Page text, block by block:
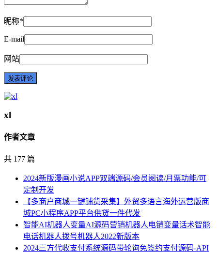
昵称*
E-mail
网站
xl
作者文章
共 177 篇
2024新版漫画小说APP双端源码/会员阅读/月票功能/可
定制开发
【多商户商城一键铺货采集】外贸多语言海外运营版商
城PC小程序APP平台供货一件代发
智能AI机器人变量AI源码营销机器人电销变量话术智能
电话机器人拨号机器人2022新版本
2024三方代收支付系统源码带轮询免签约支付源码-API